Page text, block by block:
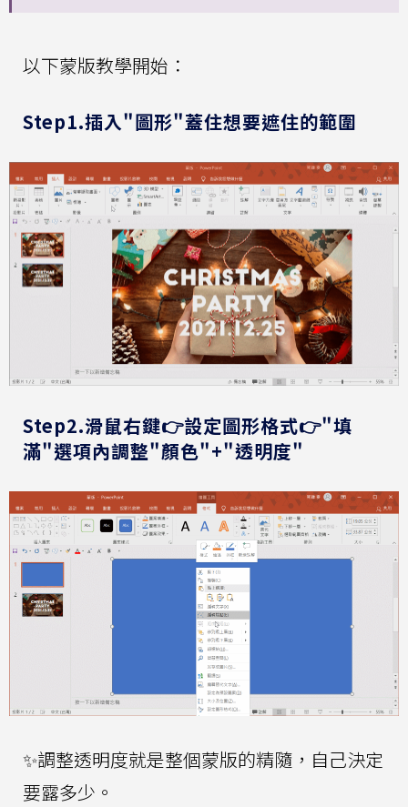
以下蒙版教學開始：
Step1.插入"圖形"蓋住想要遮住的範圍
Step2.滑鼠右鍵👉設定圖形格式👉"填
滿"選項內調整"顏色"+"透明度"
✨調整透明度就是整個蒙版的精隨，自己決定
要露多少。